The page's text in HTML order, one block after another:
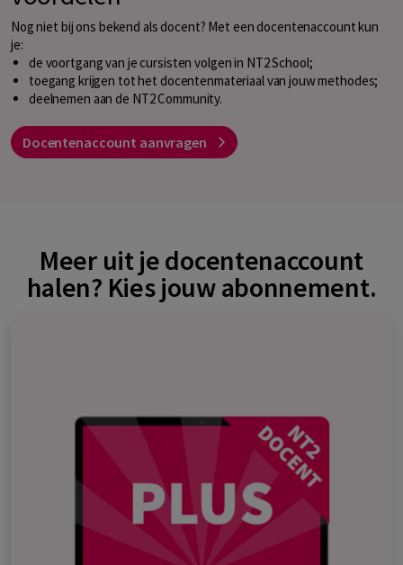
Nog niet bij ons bekend als docent? Met een docentenaccount kun
je:
de voortgang van je cursisten volgen in NT2 School;
toegang krijgen tot het docentenmateriaal van jouw methodes;
deelnemen aan de NT2 Community.
Docentenaccount aanvragen
Meer uit je docentenaccount
halen? Kies jouw abonnement.